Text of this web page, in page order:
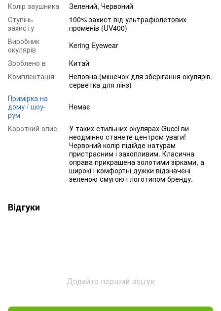
Колір заушника
Зелений, Червоний
Ступінь
захисту
100% захист від ультрафіолетових
променів (UV400)
Виробник
окулярів
Kering Eyewear
Зроблено в
Китай
Комплектація
Неповна (мішечок для зберігання окулярів,
серветка для лінз)
Примірка на
дому / шоу-
рум
Немає
Короткий опис
У таких стильних окулярах Gucci ви
неодмінно станете центром уваги!
Червоний колір підійде натурам
пристрасним і захопливим. Класична
оправа прикрашена золотими зірками, а
широкі і комфортні дужки відзначені
зеленою смугою і логотипом бренду.
Відгуки
Додайте перший відгук